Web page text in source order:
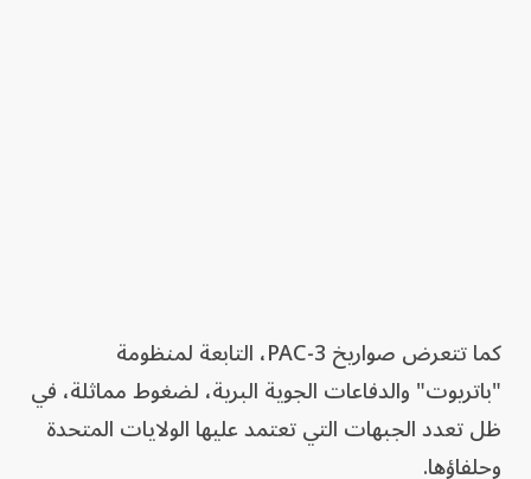
كما تتعرض صواريخ PAC-3، التابعة لمنظومة
"باتريوت" والدفاعات الجوية البرية، لضغوط مماثلة، في
ظل تعدد الجبهات التي تعتمد عليها الولايات المتحدة
وحلفاؤها.